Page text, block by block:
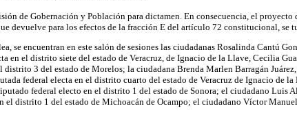
de Gobernación y Población para dictamen. En consecuencia, el
devuelve para los efectos de la fracción E del artículo 72 constitucional, se
se encuentran en este salón de sesiones las ciudadanas Rosalinda Cantú
en el distrito siete del estado de Veracruz, de Ignacio de la Llave, Cecilia
3 del estado de Morelos; la ciudadana Brenda Marlen Barragán
federal electa en el distrito cuarto del estado de Veracruz de Ignacio
federal electo en el distrito 1 del estado de Sonora; el ciudadano Luis
distrito 1 del estado de Michoacán de Ocampo; el ciudadano Víctor